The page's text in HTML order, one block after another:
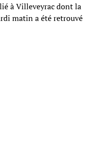
à Villeveyrac dont la
matin a été retrouvé